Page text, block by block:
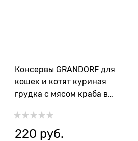
Консервы GRANDORF для
кошек и котят куриная
грудка с мясом краба в
220 руб.